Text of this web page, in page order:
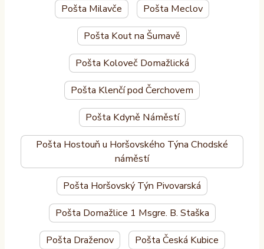
Pošta Milavče Pošta Meclov
Pošta Kout na Šumavě
Pošta Koloveč Domažlická
Pošta Klenčí pod Čerchovem
Pošta Kdyně Náměstí
Pošta Hostouň u Horšovského Týna Chodské
náměstí
Pošta Horšovský Týn Pivovarská
Pošta Domažlice 1 Msgre. B. Staška
Pošta Draženov Pošta Česká Kubice